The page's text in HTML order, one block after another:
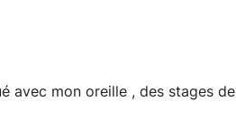
avec mon oreille , des stages de